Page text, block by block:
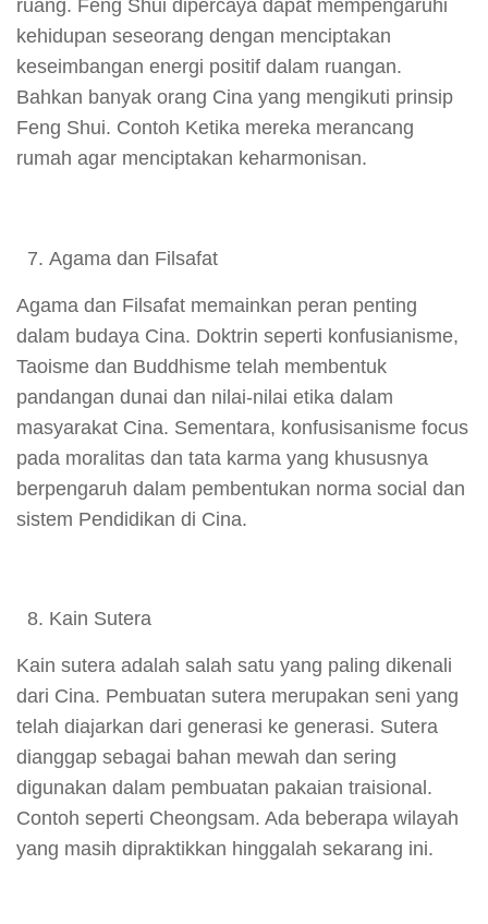
ruang. Feng Shui dipercaya dapat mempengaruhi
kehidupan seseorang dengan menciptakan
keseimbangan energi positif dalam ruangan.
Bahkan banyak orang Cina yang mengikuti prinsip
Feng Shui. Contoh Ketika mereka merancang
rumah agar menciptakan keharmonisan.
Agama dan Filsafat
Agama dan Filsafat memainkan peran penting
dalam budaya Cina. Doktrin seperti konfusianisme,
Taoisme dan Buddhisme telah membentuk
pandangan dunai dan nilai-nilai etika dalam
masyarakat Cina. Sementara, konfusisanisme focus
pada moralitas dan tata karma yang khususnya
berpengaruh dalam pembentukan norma social dan
sistem Pendidikan di Cina.
Kain Sutera
Kain sutera adalah salah satu yang paling dikenali
dari Cina. Pembuatan sutera merupakan seni yang
telah diajarkan dari generasi ke generasi. Sutera
dianggap sebagai bahan mewah dan sering
digunakan dalam pembuatan pakaian traisional.
Contoh seperti Cheongsam. Ada beberapa wilayah
yang masih dipraktikkan hinggalah sekarang ini.